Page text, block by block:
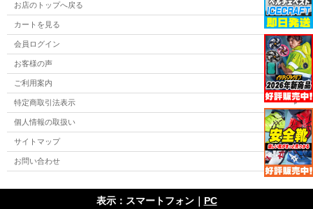
お店のトップへ戻る
カートを見る
会員ログイン
お客様の声
ご利用案内
特定商取引法表示
個人情報の取扱い
サイトマップ
お問い合わせ
表示：スマートフォン｜ PC